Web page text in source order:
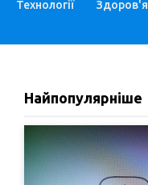
Технології Здоров'я
Найпопулярніше